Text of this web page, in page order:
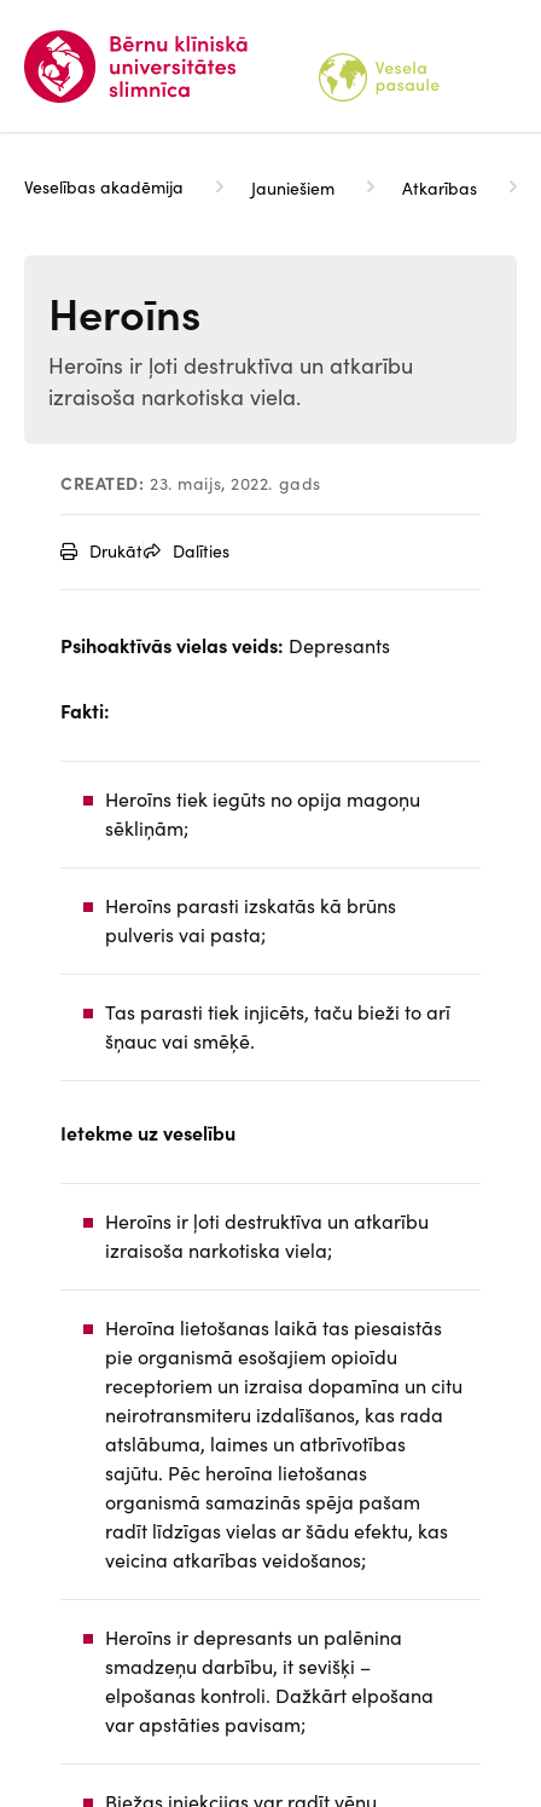
galveno
saturu
Veselības akadēmija Jauniešiem Atkarības
Heroīns
Heroīns ir ļoti destruktīva un atkarību
izraisoša narkotiska viela.
CREATED: 23. maijs, 2022. gads
Drukāt Dalīties
Psihoaktīvās vielas veids: Depresants
Fakti:
Heroīns tiek iegūts no opija magoņu
sēkliņām;
Heroīns parasti izskatās kā brūns
pulveris vai pasta;
Tas parasti tiek injicēts, taču bieži to arī
šņauc vai smēķē.
Ietekme uz veselību
Heroīns ir ļoti destruktīva un atkarību
izraisoša narkotiska viela;
Heroīna lietošanas laikā tas piesaistās
pie organismā esošajiem opioīdu
receptoriem un izraisa dopamīna un citu
neirotransmiteru izdalīšanos, kas rada
atslābuma, laimes un atbrīvotības
sajūtu. Pēc heroīna lietošanas
organismā samazinās spēja pašam
radīt līdzīgas vielas ar šādu efektu, kas
veicina atkarības veidošanos;
Heroīns ir depresants un palēnina
smadzeņu darbību, it sevišķi –
elpošanas kontroli. Dažkārt elpošana
var apstāties pavisam;
Biežas injekcijas var radīt vēnu